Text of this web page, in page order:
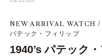
NEW ARRIVAL WATCH
パテック・フィリップ
1940’s パテック